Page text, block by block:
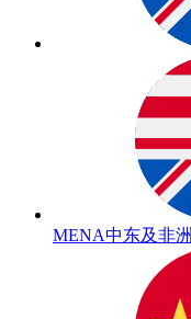
MENA中东及非洲